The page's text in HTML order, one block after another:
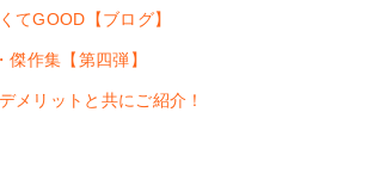
てGOOD【ブログ】
作集【第四弾】
メリットと共にご紹介！